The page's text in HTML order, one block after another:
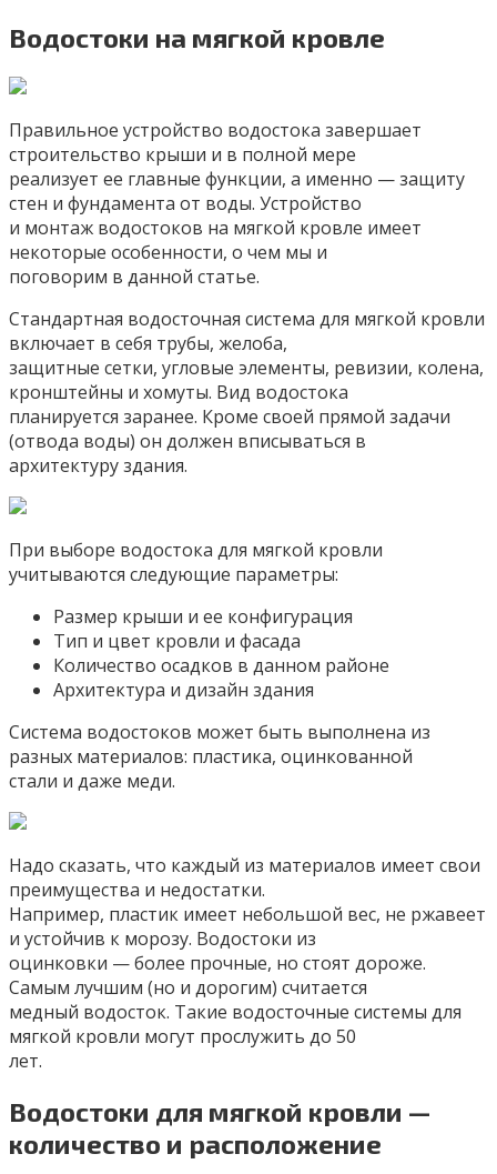
Водостоки на мягкой кровле
Правильное устройство водостока завершает
строительство крыши и в полной мере
реализует ее главные функции, а именно — защиту
стен и фундамента от воды. Устройство
и монтаж водостоков на мягкой кровле имеет
некоторые особенности, о чем мы и
поговорим в данной статье.
Стандартная водосточная система для мягкой кровли
включает в себя трубы, желоба,
защитные сетки, угловые элементы, ревизии, колена,
кронштейны и хомуты. Вид водостока
планируется заранее. Кроме своей прямой задачи
(отвода воды) он должен вписываться в
архитектуру здания.
При выборе водостока для мягкой кровли
учитываются следующие параметры:
Размер крыши и ее конфигурация
Тип и цвет кровли и фасада
Количество осадков в данном районе
Архитектура и дизайн здания
Система водостоков может быть выполнена из
разных материалов: пластика, оцинкованной
стали и даже меди.
Надо сказать, что каждый из материалов имеет свои
преимущества и недостатки.
Например, пластик имеет небольшой вес, не ржавеет
и устойчив к морозу. Водостоки из
оцинковки — более прочные, но стоят дороже.
Самым лучшим (но и дорогим) считается
медный водосток. Такие водосточные системы для
мягкой кровли могут прослужить до 50
лет.
Водостоки для мягкой кровли —
количество и расположение